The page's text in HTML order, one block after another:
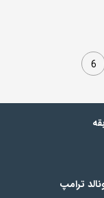
6
ترامپ